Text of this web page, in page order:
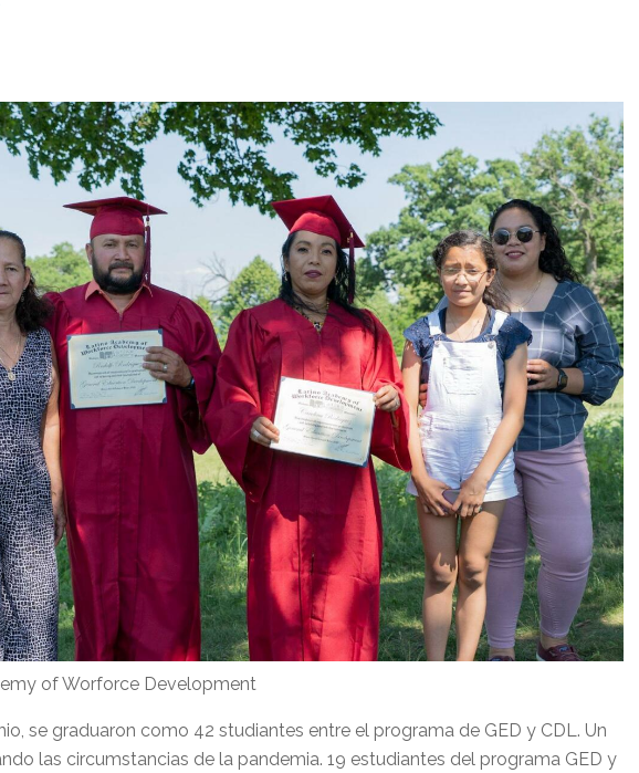
of Worforce Development
se graduaron como 42 studiantes entre el programa de GED y CDL. Un
las circumstancias de la pandemia. 19 estudiantes del programa GED y